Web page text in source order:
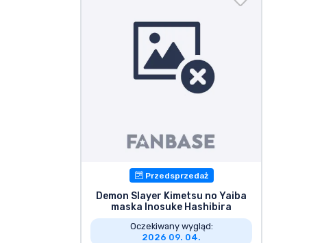
Przedsprzedaż
Demon Slayer Kimetsu no Yaiba
maska Inosuke Hashibira
Oczekiwany wygląd:
2026 09. 04.
Rzeczy dla graczy
Rzeczy sportowe